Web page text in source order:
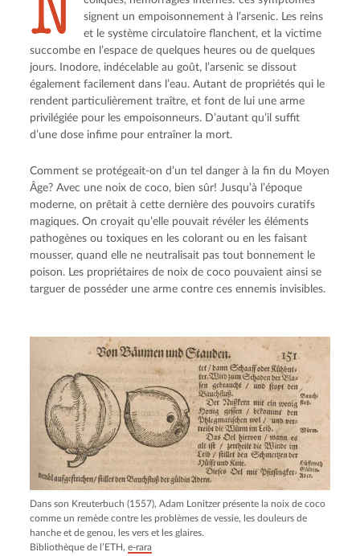
signent un empoisonnement à l’arsenic. Les reins
et le système circulatoire flanchent, et la victime
succombe en l’espace de quelques heures ou de quelques
jours. Inodore, indécelable au goût, l’arsenic se dissout
également facilement dans l’eau. Autant de propriétés qui le
rendent particulièrement traître, et font de lui une arme
privilégiée pour les empoisonneurs. D’autant qu’il suffit
d’une dose infime pour entraîner la mort.
Comment se protégeait-on d’un tel danger à la fin du Moyen
Âge? Avec une noix de coco, bien sûr! Jusqu’à l’époque
moderne, on prêtait à cette dernière des pouvoirs curatifs
magiques. On croyait qu’elle pouvait révéler les éléments
pathogènes ou toxiques en les colorant ou en les faisant
mousser, quand elle ne neutralisait pas tout bonnement le
poison. Les propriétaires de noix de coco pouvaient ainsi se
targuer de posséder une arme contre ces ennemis invisibles.
Dans son Kreuterbuch (1557), Adam Lonitzer présente la noix de coco
comme un remède contre les problèmes de vessie, les douleurs de
hanche et de genou, les vers et les glaires.
Bibliothèque de l’ETH,e-rara